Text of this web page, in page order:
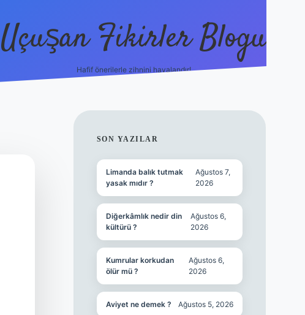
Uçuşan Fikirler Blogu
Hafif önerilerle zihnini havalandır!
SIDEBAR
SON YAZILAR
Limanda balık tutmak
yasak mıdır ?
Ağustos 7,
2026
Diğerkâmlık nedir din
kültürü ?
Ağustos 6,
2026
Kumrular korkudan
ölür mü ?
Ağustos 6,
2026
Aviyet ne demek ? Ağustos 5, 2026
hiltonbet güncel